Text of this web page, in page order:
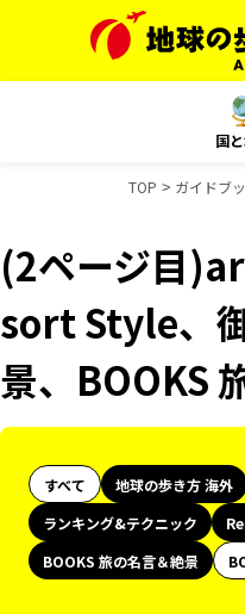
国
TOP ガイドブ
(2ページ目
sort Style、
景、BOOKS
すべて 地球の歩き方 海外
ランキング&テクニック
BOOKS 旅の名言＆絶景